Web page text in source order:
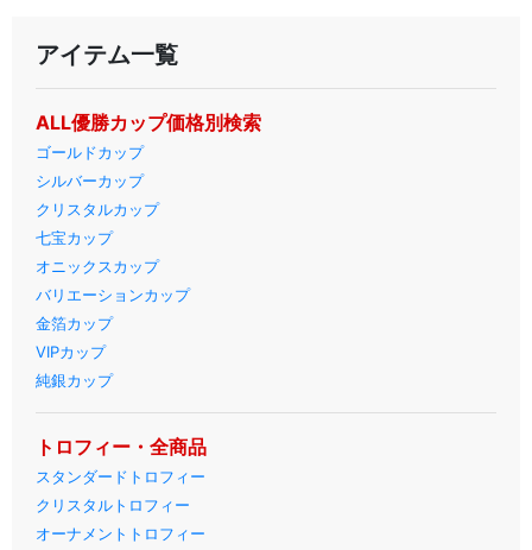
アイテム一覧
ALL優勝カップ価格別検索
ゴールドカップ
シルバーカップ
クリスタルカップ
七宝カップ
オニックスカップ
バリエーションカップ
金箔カップ
VIPカップ
純銀カップ
トロフィー・全商品
スタンダードトロフィー
クリスタルトロフィー
オーナメントトロフィー